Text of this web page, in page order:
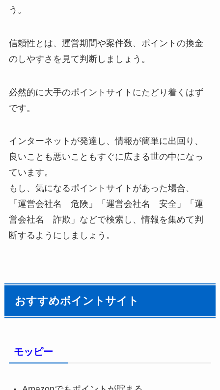
う。
信頼性とは、運営期間や案件数、ポイントの換金
のしやすさを見て判断しましょう。
必然的に大手のポイントサイトにたどり着くはず
です。
インターネットが発達し、情報が簡単に出回り、
良いことも悪いこともすぐに広まる世の中になっ
ています。
もし、気になるポイントサイトがあった場合、
「運営会社名 危険」「運営会社名 安全」「運
営会社名 詐欺」などで検索し、情報を集めて判
断するようにしましょう。
おすすめポイントサイト
モッピー